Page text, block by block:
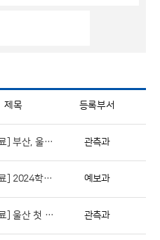
제목 등록부서
[보도자료] 부산, 울산, 창원 첫 눈 관측 관측과
[설명자료] 2024학년도 수능일 전후 부울경 기상전망 예보과
[보도자료] 울산 첫 얼음 관측 관측과